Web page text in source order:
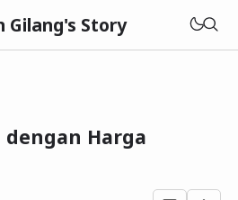
Gilang's Story
Harga